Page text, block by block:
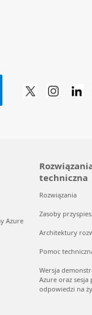
Azure
techniczna
Rozwiązania
Zasoby
Architektury
Pomoc
Wersja
Azure oraz sesja
odpowiedzi na